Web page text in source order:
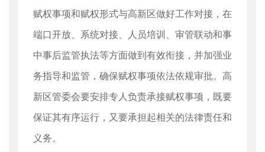
赋权事项和赋权形式与高新区做好工作对接，在
端口开放、系统对接、人员培训、审管联动和事
中事后监管执法等方面做到有效衔接，并加强业
务指导和监管，确保赋权事项依法依规审批。高
新区管委会要安排专人负责承接赋权事项，既要
保证其有序运行，又要承担起相关的法律责任和
义务。